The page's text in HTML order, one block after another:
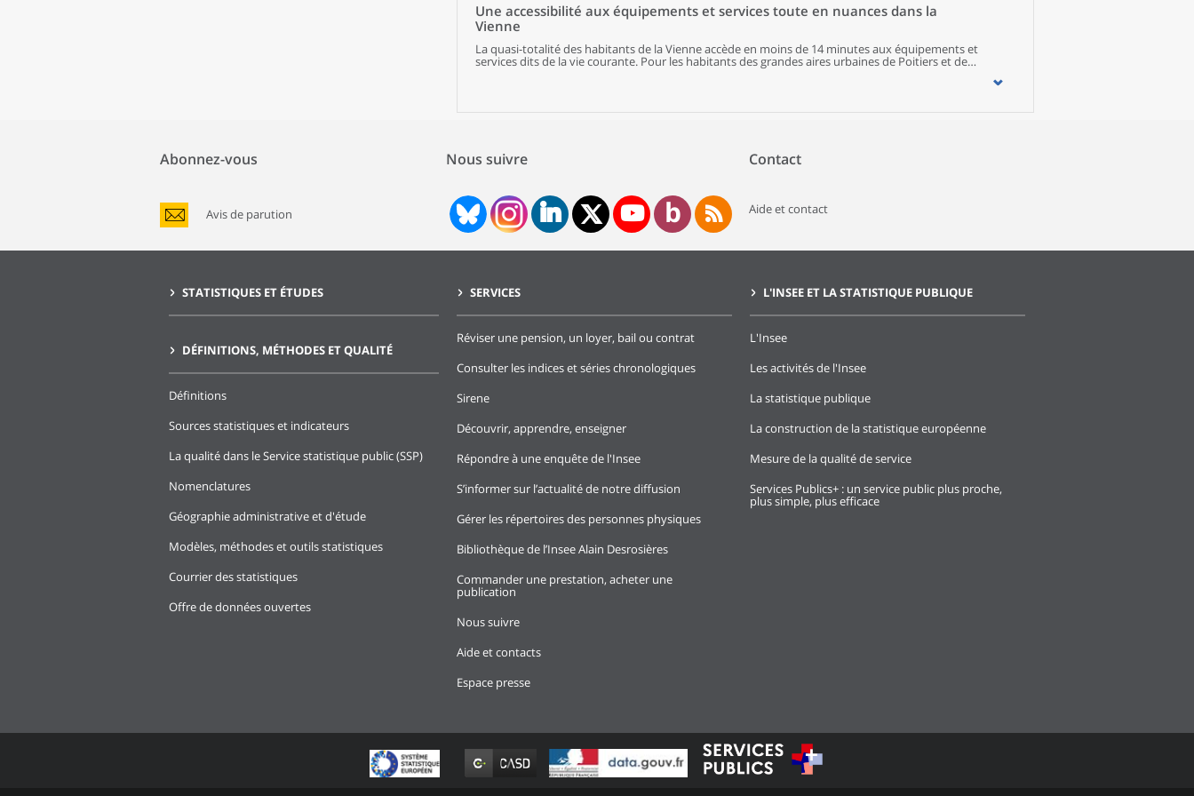
de l’activité de la filière aérospatiale.
Une accessibilité aux équipements et services toute en nuances dans la
Vienne
La quasi-totalité des habitants de la Vienne accède en moins de 14 minutes aux équipements et
services dits de la vie courante. Pour les habitants des grandes aires urbaines de Poitiers et de
Châtellerault, les temps d’accès aux principaux équipements et services sont meilleurs que dans les
grandes aires des départements comparables. A contrario, les temps d’accès sont plus longs pour les
Abonnez-vous
Avis de parution
Nous suivre Contact
Aide et contact
STATISTIQUES ET ÉTUDES
DÉFINITIONS, MÉTHODES ET QUALITÉ
Définitions
Sources statistiques et indicateurs
La qualité dans le Service statistique public (SSP)
Nomenclatures
Géographie administrative et d'étude
Modèles, méthodes et outils statistiques
Courrier des statistiques
Offre de données ouvertes
SERVICES
Réviser une pension, un loyer, bail ou contrat
Consulter les indices et séries chronologiques
Sirene
Découvrir, apprendre, enseigner
Répondre à une enquête de l'Insee
S’informer sur l’actualité de notre diffusion
Gérer les répertoires des personnes physiques
Bibliothèque de l’Insee Alain Desrosières
Commander une prestation, acheter une
publication
Nous suivre
Aide et contacts
Espace presse
L'INSEE ET LA STATISTIQUE PUBLIQUE
L'Insee
Les activités de l'Insee
La statistique publique
La construction de la statistique européenne
Mesure de la qualité de service
Services Publics+ : un service public plus proche,
plus simple, plus efficace